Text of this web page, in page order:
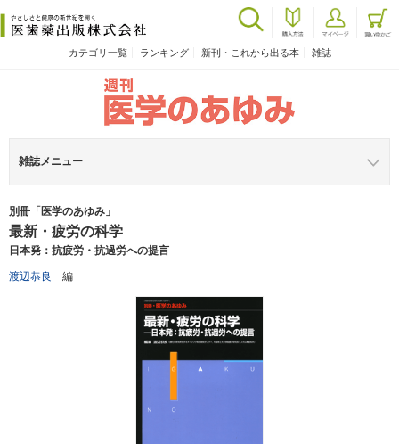
カテゴリ一覧 ランキング 新刊・これから出る本 雑誌
雑誌メニュー
別冊「医学のあゆみ」
最新・疲労の科学
日本発：抗疲労・抗過労への提言
渡辺恭良 編